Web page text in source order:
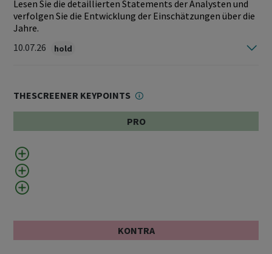
Lesen Sie die detaillierten Statements der Analysten und
verfolgen Sie die Entwicklung der Einschätzungen über die
Jahre.
10.07.26
hold
THESCREENER KEYPOINTS
PRO
KONTRA